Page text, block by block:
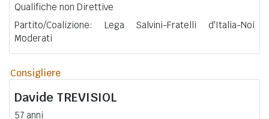
Qualifiche non Direttive
Partito/Coalizione: Lega Salvini-Fratelli d'Italia-Noi
Moderati
Consigliere
Davide TREVISIOL
57 anni